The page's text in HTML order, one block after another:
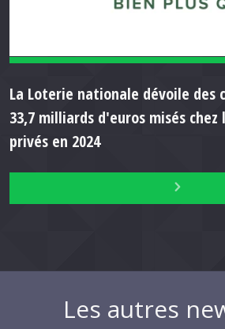
La Loterie nationale dévoile des
33,7 milliards d'euros misés
privés en 2024
Les autres